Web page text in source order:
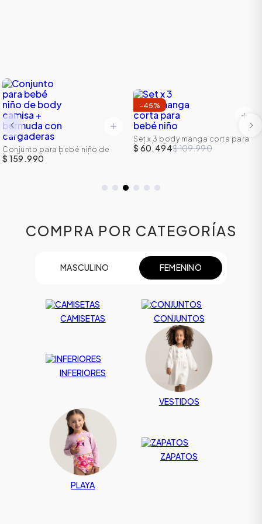
Conjunto para bebé niño de
body camisa + bermuda con
cargaderas
$ 159.990
-45%
Set x 3 body manga corta para
bebé niño
$ 60.494$ 109.990
COMPRA POR CATEGORÍAS
MASCULINO FEMENINO
CAMISETAS CONJUNTOS
INFERIORES
VESTIDOS
PLAYA
ZAPATOS